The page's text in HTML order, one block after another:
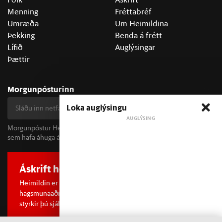
Menning
Umræða
Þekking
Lífið
Þættir
Fréttabréf
Um Heimildina
Benda á frétt
Auglýsingar
Morgunpósturinn
Skrá mig
Morgunpóstur Heimildarinnar berst alla morgna og er fyrir öll þau
sem hafa áhuga á fréttum og þjóðfélagsumræðu.
Áskrift hefur áhrif
Heimildin er í dreifðu eignarhaldi og óháð
hagsmunaaðilum. Með því að kaupa áskrift að Heimildinni
styrkir þú sjálfstæða rannsóknarblaðamennsku.
Loka auglýsingu